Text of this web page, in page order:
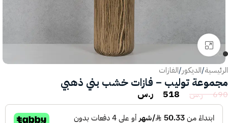
انقر للتكبير
الرئيسية/الديكور/الفازات
مجموعة توليب – فازات خشب بني ذهبي
690 ر.س 518 ر.س